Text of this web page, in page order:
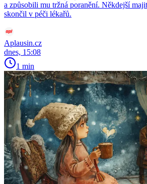
a způsobili mu tržná poranění. Někdejší
skončil v péči lékařů.
Aplausin.cz
dnes, 15:08
1 min